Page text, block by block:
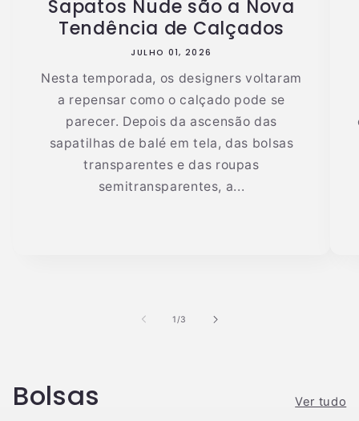
Sapatos Nude são a Nova
Tendência de Calçados
JULHO 01, 2026
Nesta temporada, os designers voltaram
a repensar como o calçado pode se
parecer. Depois da ascensão das
sapatilhas de balé em tela, das bolsas
transparentes e das roupas
semitransparentes, a...
1/de
3
Bolsas Ver tudo